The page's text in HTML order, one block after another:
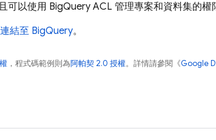
可以使用 BigQuery ACL 管理專案和資料集的權
結至 BigQuery。
，程式碼範例則為阿帕契 2.0 授權。詳情請參閱《Google